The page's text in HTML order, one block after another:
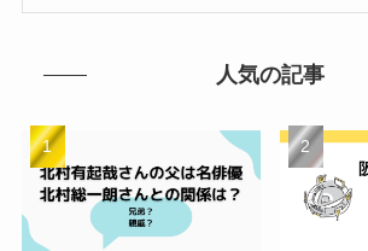
人気の記事